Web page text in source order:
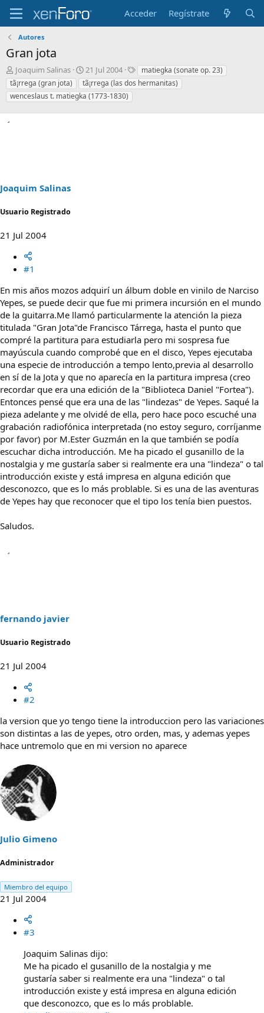
Acceder Regístrate
Autores
Gran jota
I
n
i
c
i
l
t
m
Joaquim Salinas
F
e
c
h
a
21 Jul 2004
E
t
i
u
matiegka (sonate op. 23)
tã¡rrega (gran jota)
tã¡rrega (las dos hermanitas)
wenceslaus t. matiegka (1773-1830)
Joaquim Salinas
Usuario Registrado
21 Jul 2004
#1
En mis años mozos adquirí un álbum doble en vinilo de Narciso
Yepes, se puede decir que fue mi primera incursión en el mundo
de la guitarra.Me llamó particularmente la atención la pieza
titulada "Gran Jota"de Francisco Tárrega, hasta el punto que
compré la partitura para estudiarla pero mi sospresa fue
mayúscula cuando comprobé que en el disco, Yepes ejecutaba
una especie de introducción a tempo lento,previa al desarrollo
en sí de la Jota y que no aparecía en la partitura impresa (creo
recordar que era una edición de la "Biblioteca Daniel "Fortea").
Entonces pensé que era una de las "lindezas" de Yepes. Saqué la
pieza adelante y me olvidé de ella, pero hace poco escuché una
grabación radiofónica interpretada (no estoy seguro, corríjanme
por favor) por M.Ester Guzmán en la que también se podía
escuchar dicha introducción. Me ha picado el gusanillo de la
nostalgia y me gustaría saber si realmente era una "lindeza" o tal
introducción existe y está impresa en alguna edición que
desconozco, que es lo más problable. Si es una de las aventuras
de Yepes hay que reconocer que el tipo los tenía bien puestos.
Saludos.
fernando javier
Usuario Registrado
21 Jul 2004
#2
la version que yo tengo tiene la introduccion pero las variaciones
son distintas a las de yepes, otro orden, mas, y ademas yepes
hace untremolo que en mi version no aparece
Julio Gimeno
Administrador
Miembro del equipo
21 Jul 2004
#3
Joaquim Salinas dijo:
Me ha picado el gusanillo de la nostalgia y me
gustaría saber si realmente era una "lindeza" o tal
introducción existe y está impresa en alguna edición
que desconozco, que es lo más problable.